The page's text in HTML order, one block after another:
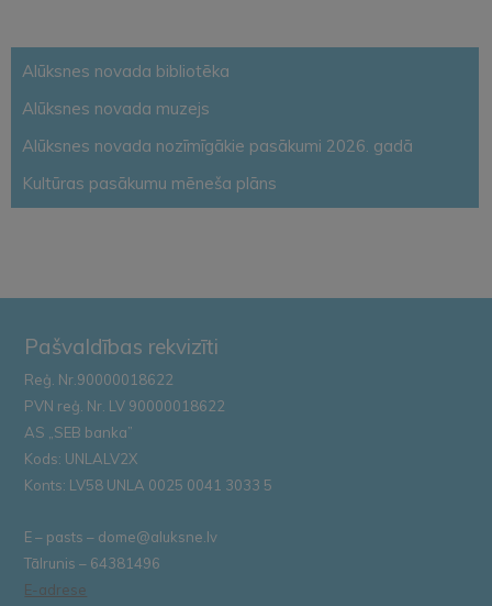
Alūksnes novada bibliotēka
Alūksnes novada muzejs
Alūksnes novada nozīmīgākie pasākumi 2026. gadā
Kultūras pasākumu mēneša plāns
Pašvaldības rekvizīti
Reģ. Nr.90000018622
PVN reģ. Nr. LV 90000018622
AS „SEB banka”
Kods: UNLALV2X
Konts: LV58 UNLA 0025 0041 3033 5
E – pasts – dome@aluksne.lv
Tālrunis – 64381496
E-adrese